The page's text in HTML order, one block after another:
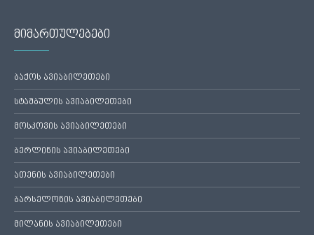
მიმართულებები
ბაქოს ავიაბილეთები
სტამბულის ავიაბილეთები
მოსკოვის ავიაბილეთები
ბერლინის ავიაბილეთები
ათენის ავიაბილეთები
ბარსელონის ავიაბილეთები
მილანის ავიაბილეთები